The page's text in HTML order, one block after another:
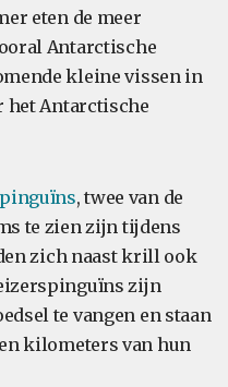
eten de meer
Antarctische
kleine vissen in
het Antarctische
, twee van de
te zien zijn tijdens
zich naast krill ook
zijn
te vangen en staan
kilometers van hun